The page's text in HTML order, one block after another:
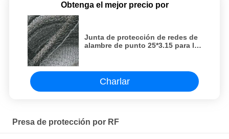
Obtenga el mejor precio por
Junta de protección de redes de
alambre de punto 25*3.15 para la
Charlar
Presa de protección por RF